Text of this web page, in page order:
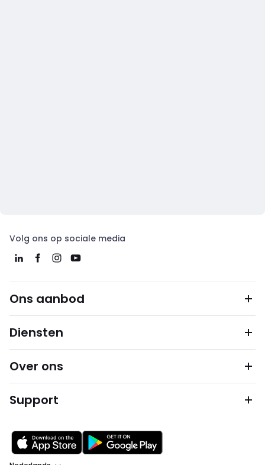
Volg ons op sociale media
Ons aanbod
Diensten
Over ons
Support